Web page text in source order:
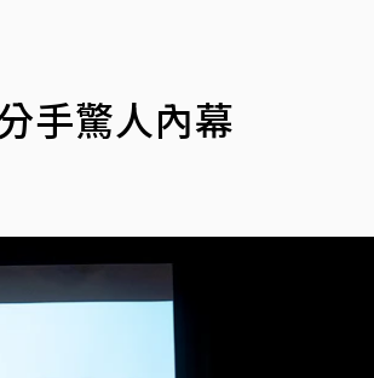
手驚人內幕